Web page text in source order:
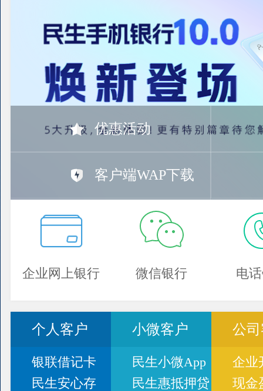
优惠活动
客户端WAP下载
企业网上银行 微信银行 电
个人客户
银联借记卡
民生安心存
小微客户
民生小微App
民生惠抵押贷
公
企业
现金